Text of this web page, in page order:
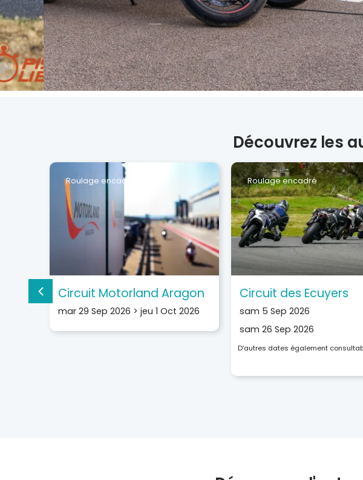
Découvrez les
Roulage encadré
Circuit Motorland Aragon
mar 29 Sep 2026 > jeu 1 Oct 2026
Roulage encadré
Circuit des Ecuyers
sam 5 Sep 2026
sam 26 Sep 2026
D’autres dates également